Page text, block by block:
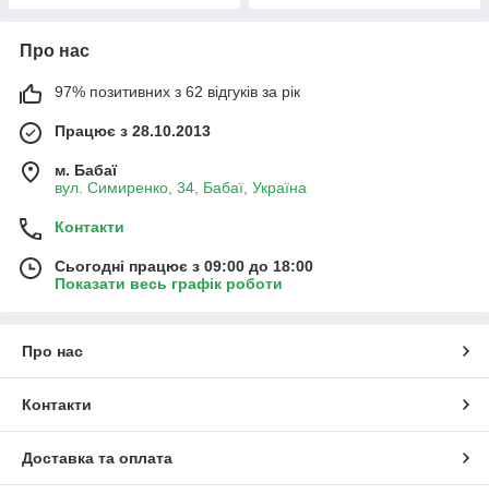
Про нас
97% позитивних з 62 відгуків за рік
Працює з 28.10.2013
м. Бабаї
вул. Симиренко, 34, Бабаї, Україна
Контакти
Сьогодні працює з 09:00 до 18:00
Показати весь графік роботи
Про нас
Контакти
Доставка та оплата